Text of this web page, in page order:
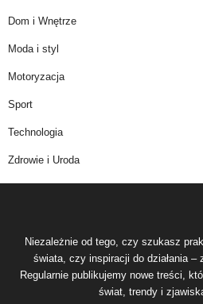
Dom i Wnętrze
Moda i styl
Motoryzacja
Sport
Technologia
Zdrowie i Uroda
Niezależnie od tego, czy szukasz
świata, czy inspiracji do działania –
Regularnie publikujemy nowe treści,
świat, trendy i